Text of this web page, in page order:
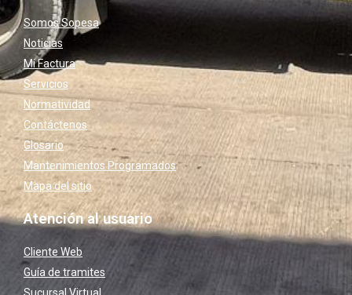
Somos Sopesa
Noticias
Mi Factura
Servicios
Normatividad
Contáctenos
Glosario
Mantenimientos Programados
Mapa del sitio
Atención al usuario
Cliente Web
Guía de tramites
Sucursal Virtual